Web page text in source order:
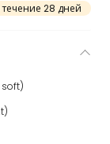
течение 28 дней
soft)